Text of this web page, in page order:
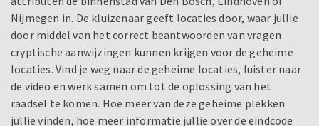
Nijmegen in. De kluizenaar geeft locaties door, waar jullie
door middel van het correct beantwoorden van vragen
cryptische aanwijzingen kunnen krijgen voor de geheime
locaties. Vind je weg naar de geheime locaties, luister naar
de video en werk samen om tot de oplossing van het
raadsel te komen. Hoe meer van deze geheime plekken
jullie vinden, hoe meer informatie jullie over de eindcode